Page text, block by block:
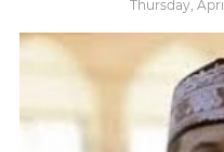
Thursday,